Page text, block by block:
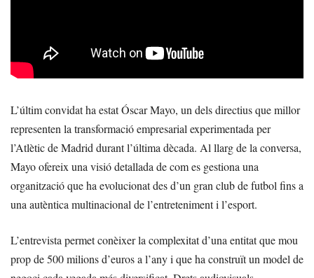
L’últim convidat ha estat Óscar Mayo, un dels directius que millor
representen la transformació empresarial experimentada per
l’Atlètic de Madrid durant l’última dècada. Al llarg de la conversa,
Mayo ofereix una visió detallada de com es gestiona una
organització que ha evolucionat des d’un gran club de futbol fins a
una autèntica multinacional de l’entreteniment i l’esport.
L’entrevista permet conèixer la complexitat d’una entitat que mou
prop de 500 milions d’euros a l’any i que ha construït un model de